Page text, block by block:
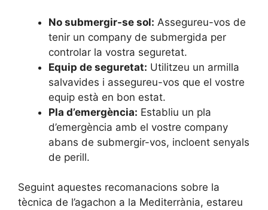
No submergir-se sol: Assegureu-vos de
tenir un company de submergida per
controlar la vostra seguretat.
Equip de seguretat: Utilitzeu un armilla
salvavides i assegureu-vos que el vostre
equip està en bon estat.
Pla d’emergència: Establiu un pla
d’emergència amb el vostre company
abans de submergir-vos, incloent senyals
de perill.
Seguint aquestes recomanacions sobre la
tècnica de l’agachon a la Mediterrània, estareu